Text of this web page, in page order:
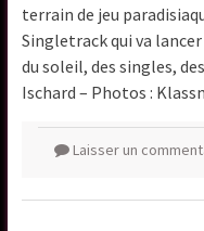
terrain de jeu
Singletrack qui va
du soleil, des singles,
Ischard – Photos :
Laisser un